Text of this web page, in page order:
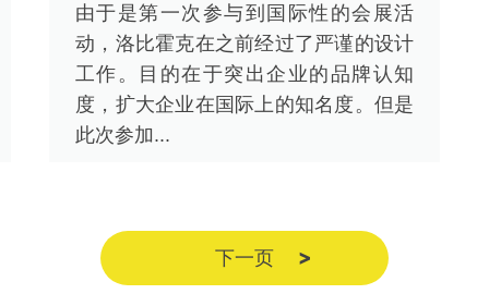
由于是第一次参与到国际性的会展活
动，洛比霍克在之前经过了严谨的设计
工作。目的在于突出企业的品牌认知
度，扩大企业在国际上的知名度。但是
此次参加...
下一页 >